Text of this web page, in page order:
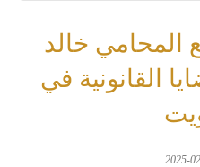
خالد
القانونية في
2025-